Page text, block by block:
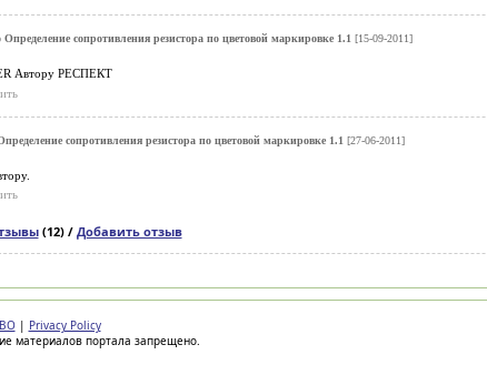
Определение сопротивления резистора по цветовой маркировке 1.1[15-09-2011]
Автору РЕСПЕКТ
сопротивления резистора по цветовой маркировке 1.1 [27-06-2011]
(12) / Добавить отзыв
| Privacy Policy
материалов портала запрещено.